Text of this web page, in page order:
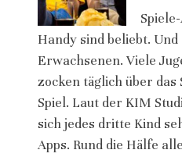
Handy sind beliebt.
Erwachsenen. Viele
zocken täglich über das
Spiel. Laut der KIM
sich jedes dritte Kind
Apps. Rund die Hälfe